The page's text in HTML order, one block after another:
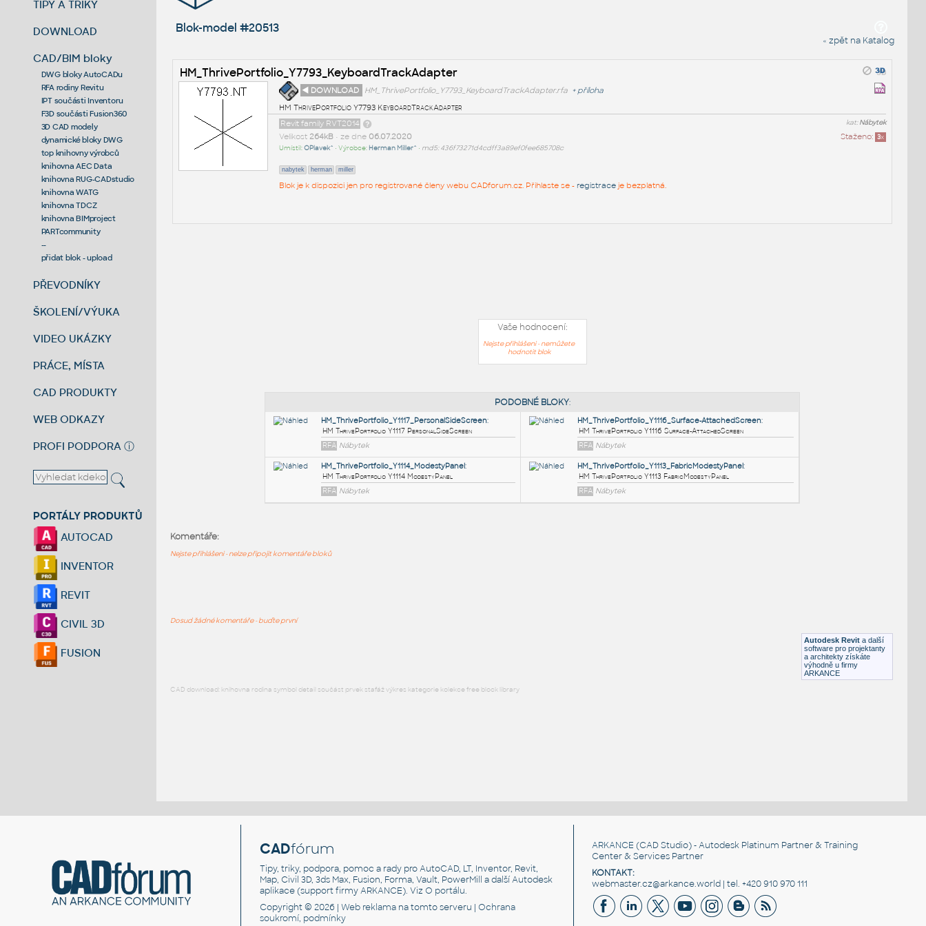
TIPY A TRIKY
DOWNLOAD
CAD/BIM bloky
DWG bloky AutoCADu
RFA rodiny Revitu
IPT součásti Inventoru
F3D součásti Fusion360
3D CAD modely
dynamické bloky DWG
top knihovny výrobců
knihovna AEC Data
knihovna RUG-CADstudio
knihovna WATG
knihovna TDCZ
knihovna BIMproject
PARTcommunity
--
přidat blok - upload
PŘEVODNÍKY
ŠKOLENÍ/VÝUKA
VIDEO UKÁZKY
PRÁCE, MÍSTA
CAD PRODUKTY
WEB ODKAZY
PROFI PODPORA ⓘ
PORTÁLY PRODUKTŮ
AUTOCAD
INVENTOR
REVIT
CIVIL 3D
FUSION
Blok-model #20513
« zpět na Katalog
HM_ThrivePortfolio_Y7793_KeyboardTrackAdapter
◄ DOWNLOAD HM_ThrivePortfolio_Y7793_KeyboardTrackAdapter.rfa + příloha
HM ThrivePortfolio Y7793 KeyboardTrackAdapter
kat:Nábytek
Revit family RVT2014
Staženo: 3x
Velikost 264kB• ze dne 06.07.2020
Umístil:OPlavek^ • Výrobce: Herman Miller^ • md5: 436f73271d4cdff3a89ef0fee685708c
nabytek herman miller
Blok je k dispozici jen pro registrované členy webu CADforum.cz. Přihlaste se - registraceje bezplatná.
Vaše hodnocení:
Nejste přihlášeni - nemůžete
hodnotit blok
Autodesk Revit a další
software pro projektanty
a architekty získáte
výhodně u firmy
ARKANCE
Komentáře:
Nejste přihlášeni - nelze připojit komentáře bloků
Dosud žádné komentáře - buďte první
CAD download: knihovna rodina symbol detail součást prvek stafáž výkres kategorie kolekce free block library
CADfórum
Tipy, triky, podpora, pomoc a rady pro AutoCAD, LT, Inventor, Revit,
Map, Civil 3D, 3ds Max, Fusion, Forma, Vault, PowerMill a další Autodesk
aplikace (support firmy ARKANCE). VizO portálu.
Copyright © 2026 |Web reklama na tomto serveru |Ochrana
soukromí, podmínky
ARKANCE (CAD Studio) - Autodesk Platinum Partner & Training
Center & Services Partner
KONTAKT:
webmaster.cz@arkance.world | tel. +420 910 970 111